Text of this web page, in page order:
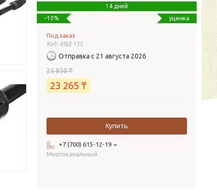
уценка
14 дней
–10%
Под заказ
Код: АВД-135
Отправка с 21 августа 2026
25 850 ₸
23 265 ₸
Купить
+7 (700) 615-12-19
Многоканальный